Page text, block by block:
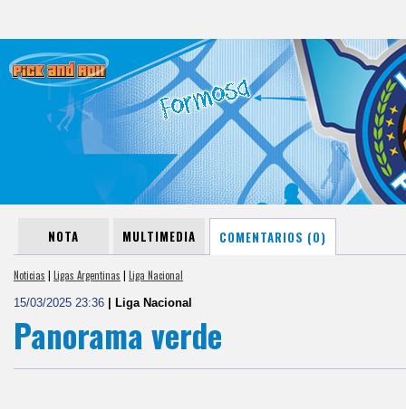
NOTA MULTIMEDIA COMENTARIOS (0)
Noticias | Ligas Argentinas | Liga Nacional
15/03/2025 23:36 | Liga Nacional
Panorama verde